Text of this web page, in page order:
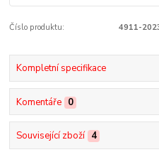
Číslo produktu: 4911-
Kompletní specifikace
Komentáře 0
Související zboží 4